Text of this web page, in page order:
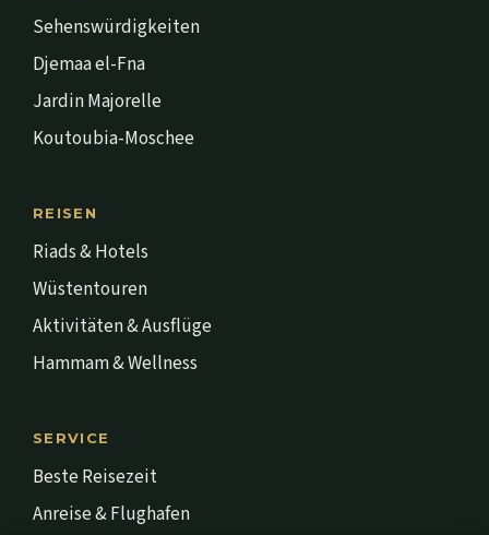
Sehenswürdigkeiten
Djemaa el-Fna
Jardin Majorelle
Koutoubia-Moschee
REISEN
Riads & Hotels
Wüstentouren
Aktivitäten & Ausflüge
Hammam & Wellness
SERVICE
Beste Reisezeit
Anreise & Flughafen